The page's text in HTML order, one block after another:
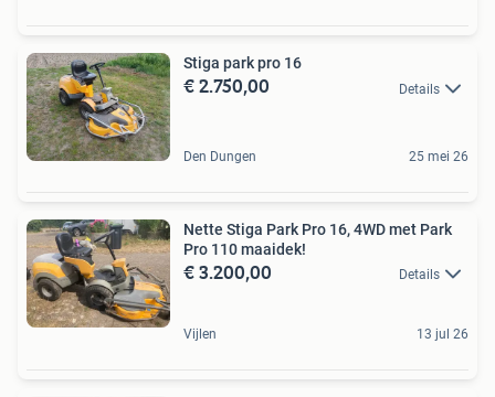
Stiga park pro 16
€ 2.750,00 Details
Den Dungen 25 mei 26
Nette Stiga Park Pro 16, 4WD met Park
Pro 110 maaidek!
€ 3.200,00 Details
Vijlen 13 jul 26